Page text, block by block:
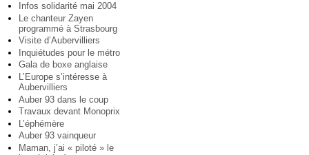
Infos solidarité mai 2004
Le chanteur Zayen
programmé à Strasbourg
Visite d’Aubervilliers
Inquiétudes pour le métro
Gala de boxe anglaise
L’Europe s’intéresse à
Aubervilliers
Auber 93 dans le coup
Travaux devant Monoprix
L’éphémère
Auber 93 vainqueur
Maman, j’ai « piloté » le